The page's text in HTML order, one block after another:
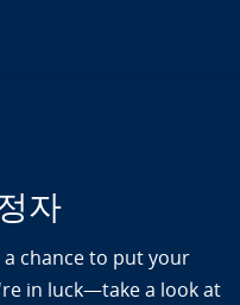
자
chance to put your
in luck—take a look at